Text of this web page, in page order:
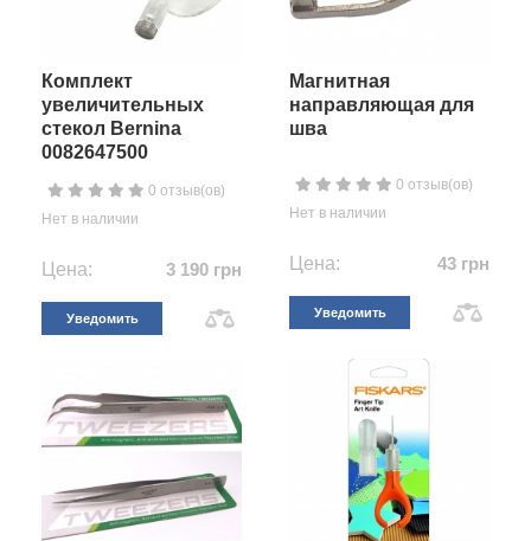
Комплект
увеличительных
стекол Bernina
0082647500
0 отзыв(ов)
Нет в наличии
Цена: 3 190 грн
Уведомить
Магнитная
направляющая для
шва
0 отзыв(ов)
Нет в наличии
Цена: 43 грн
Уведомить